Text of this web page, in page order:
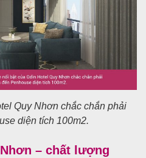
Quy Nhơn chắc chắn phải
diện tích 100m2.
– chất lượng